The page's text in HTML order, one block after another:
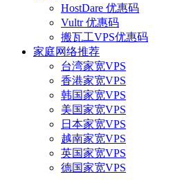
HostDare 优惠码
Vultr 优惠码
搬瓦工VPS优惠码
家庭网络推荐
台湾家宽VPS
香港家宽VPS
韩国家宽VPS
美国家宽VPS
日本家宽VPS
越南家宽VPS
英国家宽VPS
德国家宽VPS